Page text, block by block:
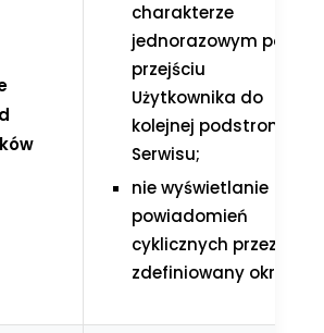
charakterze
jednorazowym po
przejściu
Użytkownika do
kolejnej podstrony
Serwisu;
nie wyświetlanie
powiadomień
cyklicznych przez
zdefiniowany okres;